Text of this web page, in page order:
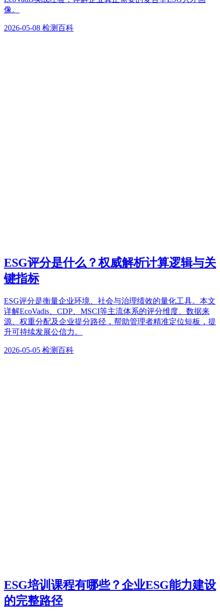
像。
2026-05-08 检测百科
ESG评分是什么？权威解析计算逻辑与关
键指标
ESG评分是衡量企业环境、社会与治理绩效的量化工具。本文
详解EcoVadis、CDP、MSCI等主流体系的评分维度、数据来
源、权重分配及企业提分路径，帮助管理者精准定位短板，提
升可持续发展公信力。
2026-05-05 检测百科
ESG培训课程有哪些？企业ESG能力建设
的完整路径